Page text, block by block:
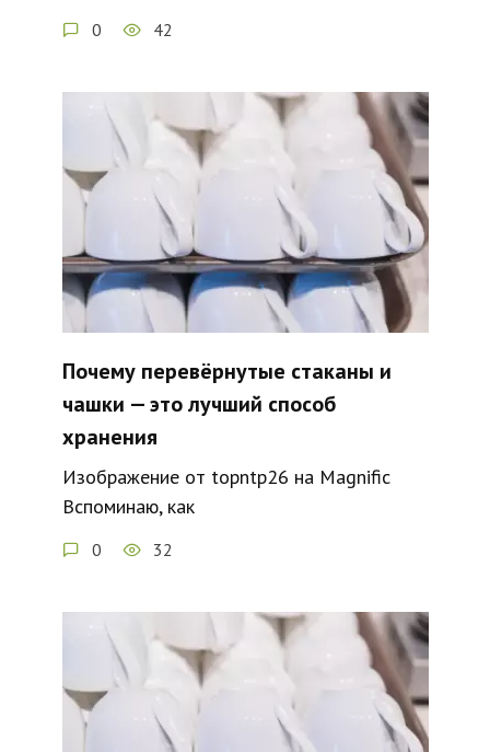
0 42
Почему перевёрнутые стаканы и
чашки — это лучший способ
хранения
Изображение от topntp26 на Magnific
Вспоминаю, как
0 32